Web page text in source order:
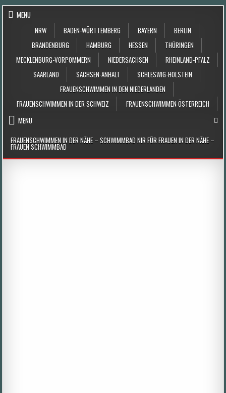
Skip to content
MENU
NRW
BADEN-WÜRTTEMBERG BAYERN
BERLIN
BRANDENBURG
HAMBURG HESSEN
THÜRINGEN
MECKLENBURG-VORPOMMERN
NIEDERSACHSEN
RHEINLAND-PFALZ
SAARLAND
SACHSEN-ANHALT
SCHLESWIG-HOLSTEIN
FRAUENSCHWIMMEN IN DEN NIEDERLANDEN
FRAUENSCHWIMMEN IN DER SCHWEIZ
FRAUENSCHWIMMEN ÖSTERREICH
MENU
FRAUENSCHWIMMEN IN DER NÄHE – SCHWIMMBAD NIR FÜR FRAUEN IN DER NÄHE –
FRAUEN SCHWIMMBAD